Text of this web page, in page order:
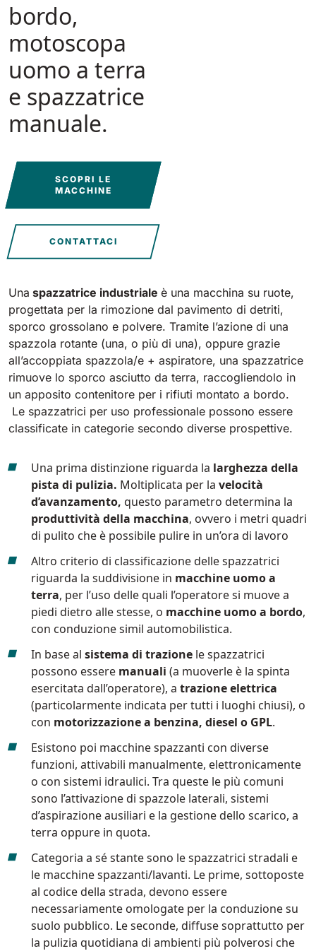
E51
530 mm
610 mm
710 mm
E81
810 mm 3645 m²/h
Lavapavimenti uomo a bordo
Mostra tutte
E65
650 mm
E75
760 mm 4560 m²/h
E83
830 mm 4980 m²/h
E85
E100
1000 mm 7500 m²/h
E110-D
1100 mm 8800 m²/h
E110-R
1100 mm 8800 m²/h
Rider 1201
1200 mm
1200 mm
Xtrema
1570 mm 18840 m²/h
Bull 200
2100 mm 29400 m²/h
bordo,
motoscopa
uomo a terra
e spazzatrice
manuale.
SCOPRI LE
MACCHINE
CONTATTACI
Una spazzatrice industriale è una macchina su ruote,
progettata per la rimozione dal pavimento di detriti,
sporco grossolano e polvere. Tramite l’azione di una
spazzola rotante (una, o più di una), oppure grazie
all’accoppiata spazzola/e + aspiratore, una spazzatrice
rimuove lo sporco asciutto da terra, raccogliendolo in
un apposito contenitore per i rifiuti montato a bordo.
Le spazzatrici per uso professionale possono essere
classificate in categorie secondo diverse prospettive.
Una prima distinzione riguarda la larghezza della
pista di pulizia. Moltiplicata per la velocità
d’avanzamento, questo parametro determina la
produttività della macchina, ovvero i metri quadri
di pulito che è possibile pulire in un’ora di lavoro
Altro criterio di classificazione delle spazzatrici
riguarda la suddivisione in macchine uomo a
terra, per l’uso delle quali l’operatore si muove a
piedi dietro alle stesse, o macchine uomo a bordo,
con conduzione simil automobilistica.
In base al sistema di trazione le spazzatrici
possono essere manuali (a muoverle è la spinta
esercitata dall’operatore), a trazione elettrica
(particolarmente indicata per tutti i luoghi chiusi), o
con motorizzazione a benzina, diesel o GPL.
Esistono poi macchine spazzanti con diverse
funzioni, attivabili manualmente, elettronicamente
o con sistemi idraulici. Tra queste le più comuni
sono l’attivazione di spazzole laterali, sistemi
d’aspirazione ausiliari e la gestione dello scarico, a
terra oppure in quota.
Categoria a sé stante sono le spazzatrici stradali e
le macchine spazzanti/lavanti. Le prime, sottoposte
al codice della strada, devono essere
necessariamente omologate per la conduzione su
suolo pubblico. Le seconde, diffuse soprattutto per
la pulizia quotidiana di ambienti più polverosi che